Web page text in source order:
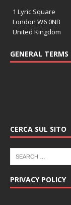
1 Lyric Square
London W6 0NB
United Kingdom
GENERAL TERMS
CERCA SUL SITO
PRIVACY POLICY